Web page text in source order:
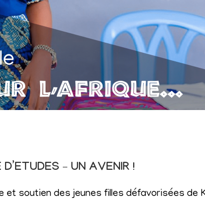
– UN AVENIR !
et soutien des jeunes filles défavorisées de